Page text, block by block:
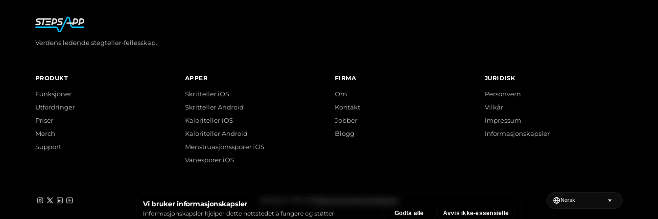
Verdens ledende stegteller-fellesskap.
PRODUKT
Funksjoner
Utfordringer
Priser
Merch
Support
APPER
Skritteller iOS
Skritteller Android
Kaloriteller iOS
Kaloriteller Android
Menstruasjonssporer iOS
Vanesporer iOS
FIRMA
Om
Kontakt
Jobber
Blogg
JURIDISK
Personvern
Vilkår
Impressum
Informasjonskapsler
Instagram
X LinkedIn
YouTube Vi bruker informasjonskapsler
Informasjonskapsler hjelper dette nettstedet å fungere og støtter
Godta alle Avvis ikke-essensielle